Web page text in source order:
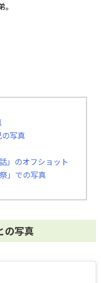
写真
」のオフショット
」での写真
の写真